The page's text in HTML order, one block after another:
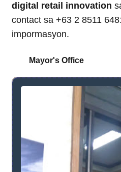
digital retail innovation
contact sa +63 2 8511
impormasyon.
Mayor's Office